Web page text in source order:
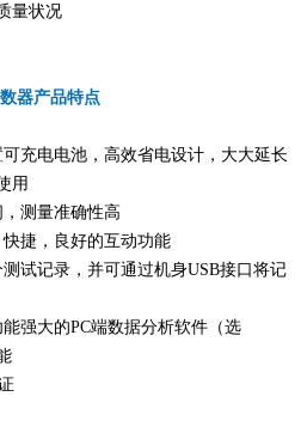
量状况
器产品特点
充电电池，高效省电设计，大大延长
用
测量准确性高
捷，良好的互动功能
试记录，并可通过机身USB接口将记
强大的PC端数据分析软件（选